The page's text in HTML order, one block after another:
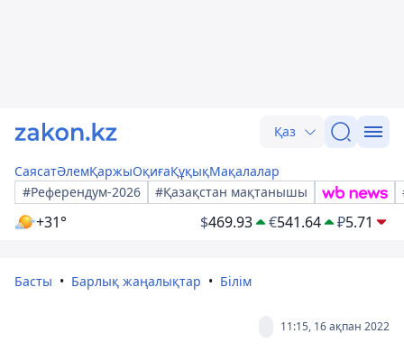
Қаз
СаясатӘлемҚаржыОқиғаҚұқықМақалалар
#Референдум-2026
#Қазақстан мақтанышы
+31° $469.93 €541.64 ₽5.71
Басты Барлық жаңалықтар Білім
11:15, 16 ақпан 2022